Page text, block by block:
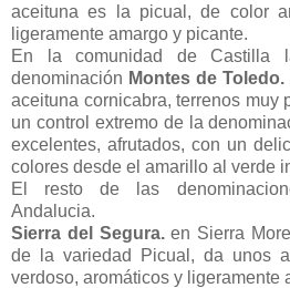
aceituna es la picual, de color
ligeramente amargo y picante.
En la comunidad de Castilla
denominación Montes de Toledo.
aceituna cornicabra, terrenos muy
un control extremo de la
excelentes, afrutados, con un
colores desde el amarillo al verde
El resto de las
Andalucia.
Sierra del Segura.en Sierra
de la variedad Picual, da unos
verdoso, aromáticos y ligeramente